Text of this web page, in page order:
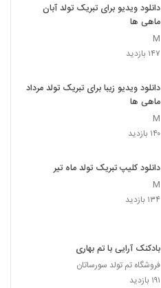
دانلود ویدیو برای تبریک تولد آبان
ماهی ها
M
۱۴۷ بازدید
دانلود ویدیو زیبا برای تبریک تولد مرداد
ماهی ها
M
۱۴۰ بازدید
دانلود کلیپ تبریک تولد ماه تیر
M
۱۳۴ بازدید
بادکنک آرایی با تم بهاری
فروشگاه تم تولد سورساتان
۱۹۱ بازدید